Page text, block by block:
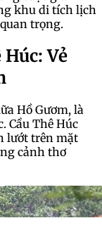
khu di tích lịch
trọng.
Vẻ
Hồ Gươm, là
Cầu Thê Húc
lướt trên mặt
cảnh thơ